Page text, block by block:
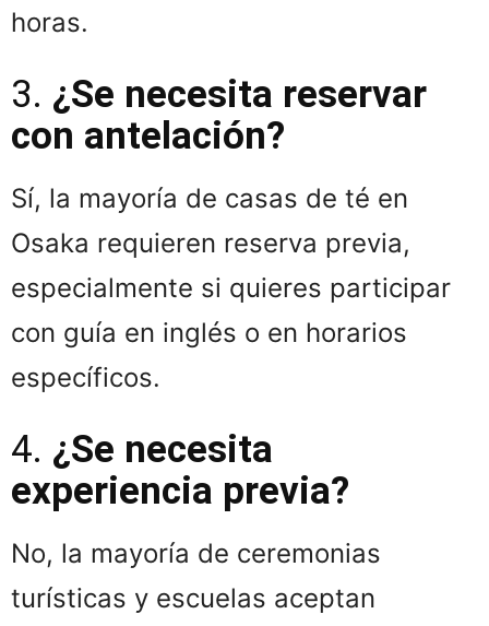
horas.
3. ¿Se necesita reservar
con antelación?
Sí, la mayoría de casas de té en
Osaka requieren reserva previa,
especialmente si quieres participar
con guía en inglés o en horarios
específicos.
4. ¿Se necesita
experiencia previa?
No, la mayoría de ceremonias
turísticas y escuelas aceptan